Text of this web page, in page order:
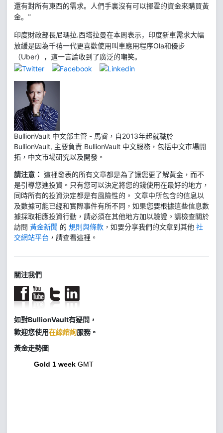
還有對所有東西的需求。人們手裏沒有可以揮霍的資金來購買黃
金。”
印度財政部長尼瑪拉.西塔拉曼在本周表示，印度新車需求大幅
放緩是因為千禧一代更喜歡使用叫車應用程序Ola和優步
（Uber），這一言論收到了廣泛的嘲笑。
BullionVault 中文部主管 - 馬睿，自2013年起就職於
BullionVault, 主要負責 BullionVault 中文服務，包括中文市場開
拓，中文市場研究以及開發。
請注意： 這裡發表的所有文章都是為了讓您更了解黃金，而不
是引導您進投資。只有您可以決定將您的錢使用在最好的地方，
同時所有的投資決定都是有風險性的。 文章中所包含的信息以
及數據可能已經和實際事件有所不同，如果您要根據這些信息數
據採取相應投資行動，請必須在其他地方加以驗證。請檢查關於
訪問 黃金新聞 的 規則與條款 ，如要分享我們的文章到其他 社
交網站平台 ，請查看這裡。
關注我們
如對BullionVault有疑問，
歡迎您使用在線諮詢服務。
黃金走勢圖
Gold 1 week GMT